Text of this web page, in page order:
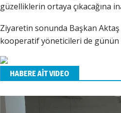
güzelliklerin ortaya çıkacağına
Ziyaretin sonunda Başkan
kooperatif yöneticileri de
HABERE AİT VIDEO